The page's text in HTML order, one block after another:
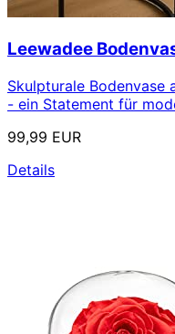
Leewadee
Skulpturale Bodenvase
- ein Statement für
99,99 EUR
Details